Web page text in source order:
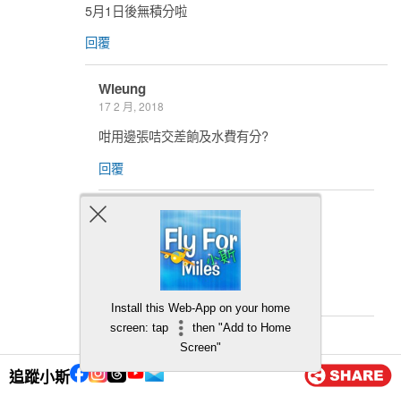
追蹤小斯
5月1日後無積分啦
回覆
Wleung
17 2 月, 2018
咁用邊張咭交差餉及水費有分?
回覆
小斯
hsbc / ccb都有分呀
CCB 政府服務好似冇分呀?
Install this Web-App on your home
screen: tap
then "Add to Home
Screen"